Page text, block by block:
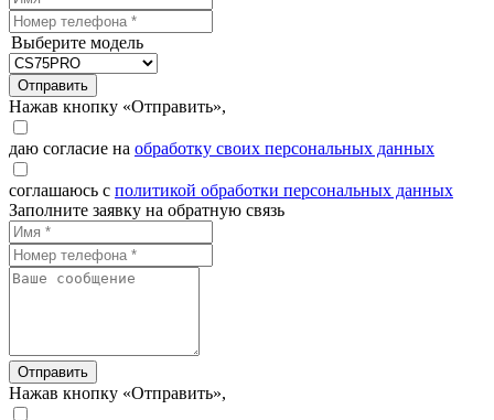
Выберите модель
Отправить
Нажав кнопку «Отправить»,
даю согласие на обработку своих персональных данных
соглашаюсь с политикой обработки персональных данных
Заполните заявку на обратную связь
Отправить
Нажав кнопку «Отправить»,